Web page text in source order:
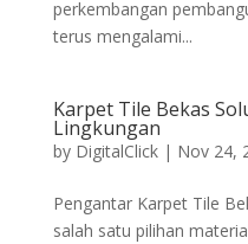
perkembangan
terus mengalami...
Karpet Tile Bekas
Lingkungan
by DigitalClick| Nov 24,
Pengantar Karpet Tile
salah satu pilihan